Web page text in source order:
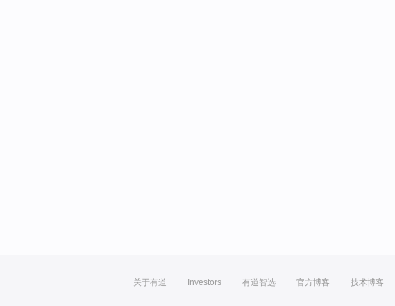
关于有道 Investors 有道智选 官方博客 技术博客